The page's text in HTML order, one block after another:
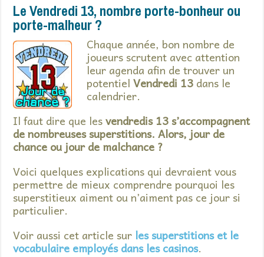
Le Vendredi 13, nombre porte-bonheur ou
porte-malheur ?
Chaque année, bon nombre de
joueurs scrutent avec attention
leur agenda afin de trouver un
potentielVendredi 13 dans le
calendrier.
Il faut dire que lesvendredis 13 s’accompagnent
de nombreuses superstitions. Alors, jour de
chance ou jour de malchance ?
Voici quelques explications qui devraient vous
permettre de mieux comprendre pourquoi les
superstitieux aiment ou n’aiment pas ce jour si
particulier.
Voir aussi cet article sur les superstitions et le
vocabulaire employés dans les casinos.